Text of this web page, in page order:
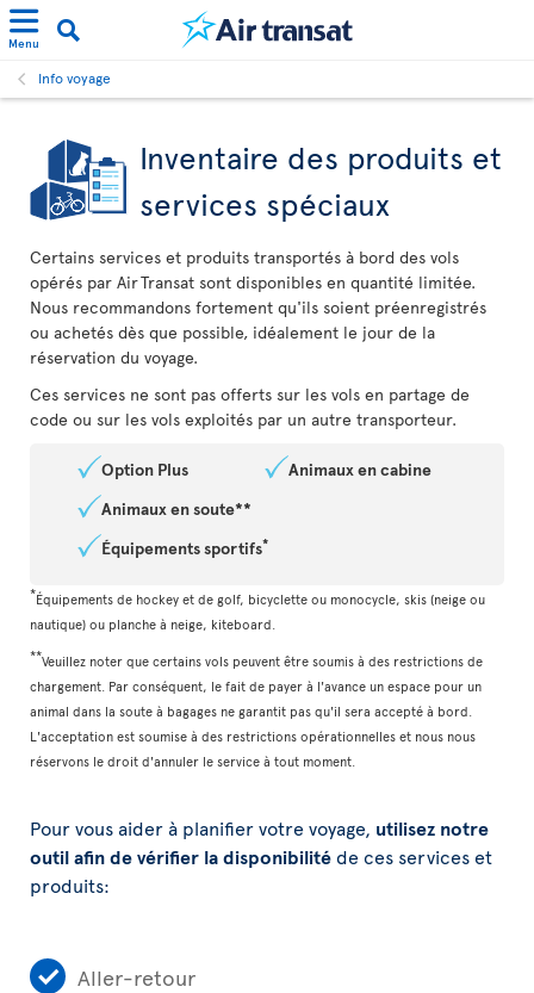
Menu
Info voyage
Inventaire des produits et
services spéciaux
Certains services et produits transportés à bord des vols
opérés par Air Transat sont disponibles en quantité limitée.
Nous recommandons fortement qu'ils soient préenregistrés
ou achetés dès que possible, idéalement le jour de la
réservation du voyage.
Ces services ne sont pas offerts sur les vols en partage de
code ou sur les vols exploités par un autre transporteur.
Option Plus
Animaux en cabine
Animaux en soute**
Équipements sportifs*
*Équipements de hockey et de golf, bicyclette ou monocycle, skis (neige ou
nautique) ou planche à neige, kiteboard.
**Veuillez noter que certains vols peuvent être soumis à des restrictions de
chargement. Par conséquent, le fait de payer à l'avance un espace pour un
animal dans la soute à bagages ne garantit pas qu'il sera accepté à bord.
L'acceptation est soumise à des restrictions opérationnelles et nous nous
réservons le droit d'annuler le service à tout moment.
Pour vous aider à planifier votre voyage, utilisez notre
outil afin de vérifier la disponibilité de ces services et
produits:
Aller-retour